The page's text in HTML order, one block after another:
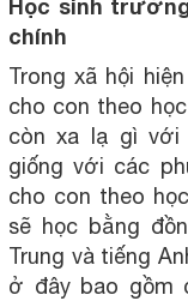
Học sinh
chính
Trong xã hội
cho con theo
còn xa lạ gì với
giống với các
cho con theo
sẽ học bằng
Trung và tiếng
ở đây bao gồm